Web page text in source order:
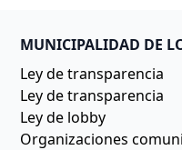
MUNICIPALIDAD DE
Ley de transparencia
Ley de transparencia
Ley de lobby
Organizaciones